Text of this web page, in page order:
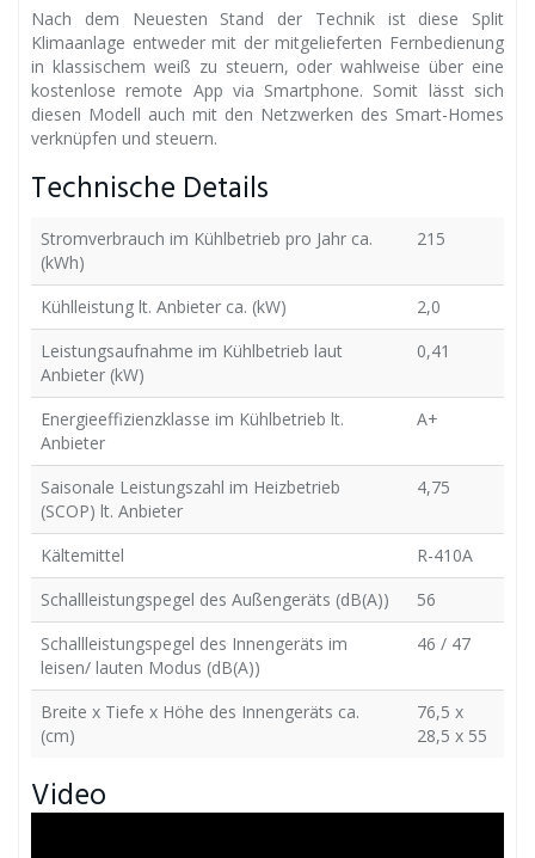
Nach dem Neuesten Stand der Technik ist diese Split
Klimaanlage entweder mit der mitgelieferten Fernbedienung
in klassischem weiß zu steuern, oder wahlweise über eine
kostenlose remote App via Smartphone. Somit lässt sich
diesen Modell auch mit den Netzwerken des Smart-Homes
verknüpfen und steuern.
Technische Details
Stromverbrauch im Kühlbetrieb pro Jahr ca.
(kWh)
215
Kühlleistung lt. Anbieter ca. (kW)
2,0
Leistungsaufnahme im Kühlbetrieb laut
Anbieter (kW)
0,41
Energieeffizienzklasse im Kühlbetrieb lt.
Anbieter
A+
Saisonale Leistungszahl im Heizbetrieb
(SCOP) lt. Anbieter
4,75
Kältemittel
R-410A
Schallleistungspegel des Außengeräts (dB(A))
56
Schallleistungspegel des Innengeräts im
leisen/ lauten Modus (dB(A))
46 / 47
Breite x Tiefe x Höhe des Innengeräts ca.
(cm)
76,5 x
28,5 x 55
Video